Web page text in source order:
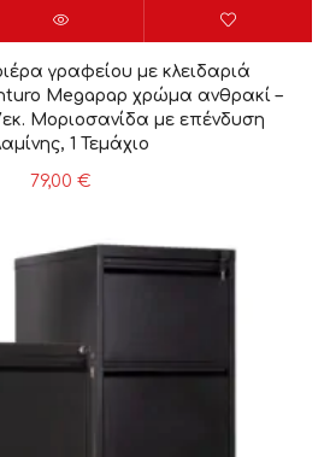
γραφείου με κλειδαριά
Megapap χρώμα ανθρακί –
Μοριοσανίδα με επένδυση
1 Τεμάχιο
79,00 €